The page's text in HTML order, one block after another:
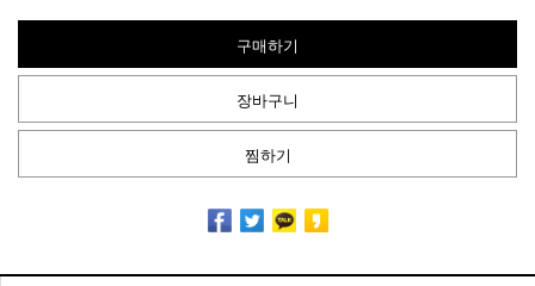
구매하기
장바구니
찜하기